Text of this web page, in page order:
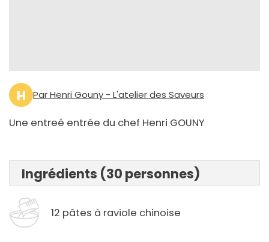
H Par Henri Gouny - L'atelier des Saveurs
Une entreé entrée du chef Henri GOUNY
Ingrédients (30 personnes)
12 pâtes à raviole chinoise